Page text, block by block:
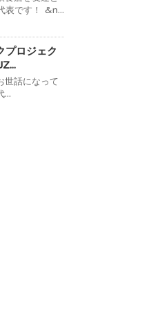
表です！ &n...
プロジェク
世話になって
...